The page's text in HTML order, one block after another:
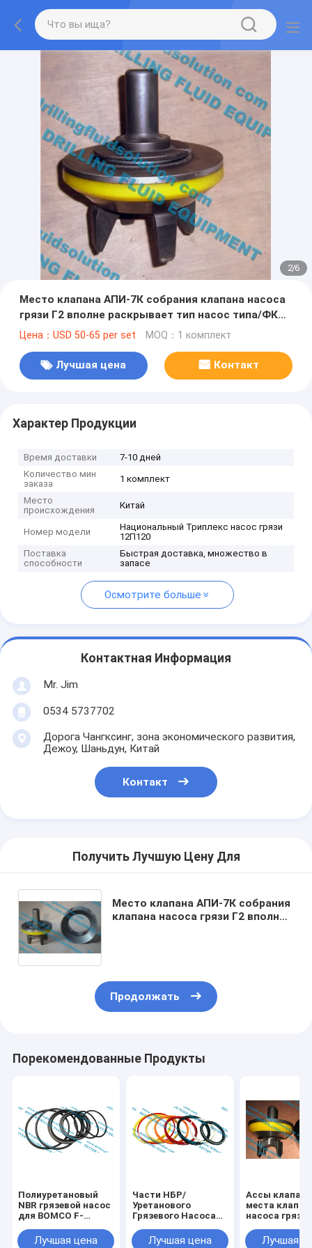
2/6
Место клапана АПИ-7К собрания клапана насоса
грязи Г2 вполне раскрывает тип насос типа/ФКН
грязи АПИ 7# Ф/Натионал 12П120 Триплекс
Цена：USD 50-65 per set MOQ：1 комплект
Лучшая цена Контакт
Характер Продукции
Время доставки
7-10 дней
Количество мин
заказа
1 комплект
Место
происхождения
Китай
Номер модели
Национальный Триплекс насос грязи
12П120
Поставка
способности
Быстрая доставка, множество в
запасе
Осмотрите больше
Контактная Информация
Mr. Jim
0534 5737702
Дорога Чангксинг, зона экономического развития,
Дежоу, Шаньдун, Китай
Контакт
Получить Лучшую Цену Для
Место клапана АПИ-7К собрания
клапана насоса грязи Г2 вполне
Продолжать
Порекомендованные Продукты
Полиуретановый
NBR грязевой насос
для BOMCO F-
Запад 5000psi
Лучшая цена
Части НБР/
Уретанового
Грязевого Насоса
1600/F-1300 Юго-
Лучшая цена
Ассы клапана
места
насоса грязи.
АПИ-6Лучшая